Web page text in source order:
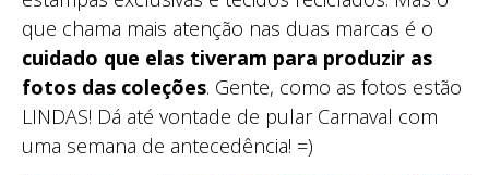
que chama mais atenção nas duas marcas é o
cuidado que elas tiveram para produzir as
fotos das coleções. Gente, como as fotos estão
LINDAS! Dá até vontade de pular Carnaval com
uma semana de antecedência! =)